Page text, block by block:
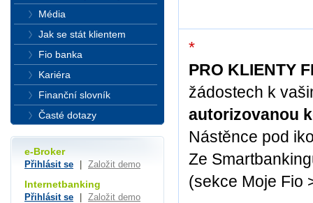
*
PRO KLIENTY
žádostech k
autorizovanou
Nástěnce pod
Ze
(sekce Moje Fio
Média
Jak se stát klientem
Fio banka
Kariéra
Finanční slovník
Časté dotazy
e-Broker
Přihlásit se Založit demo
Internetbanking
Přihlásit se Založit demo